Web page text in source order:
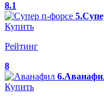
8.1
Купить
Рейтинг
8
Купить